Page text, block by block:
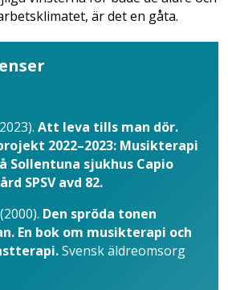
är det en gåta.
Att leva tills man dör.
2022–2023: Musikterapi
Sollentuna sjukhus Capio
SPSV avd 82.
Den spröda tonen
En bok om musikterapi och
Svensk äldreomsorg